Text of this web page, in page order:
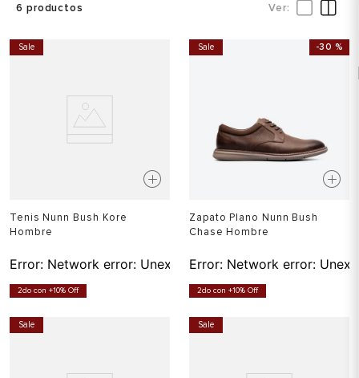
6 productos
Sale
Tenis Nunn Bush Kore
Hombre
Error: Network error: Unexpected token T in JSON at
2do con +10% Off
Sale -30 %
Zapato Plano Nunn Bush
Chase Hombre
Error: Network error:
2do con +10% Off
Sale Sale
balance 574
mujer